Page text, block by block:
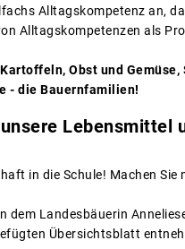
Alltagskompetenz an,
Alltagskompetenzen als
Obst und
- die Bauernfamilien!
Lebensmittel
in die Schule! Machen Sie
dem Landesbäuerin
Übersichtsblatt